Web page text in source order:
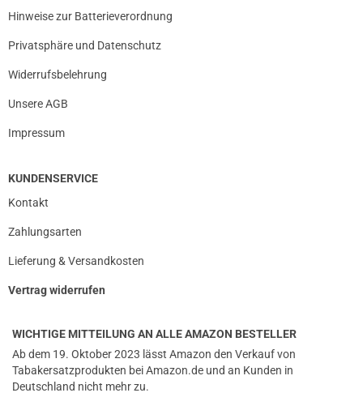
Hinweise zur Batterieverordnung
Privatsphäre und Datenschutz
Widerrufsbelehrung
Unsere AGB
Impressum
KUNDENSERVICE
Kontakt
Zahlungsarten
Lieferung & Versandkosten
Vertrag widerrufen
WICHTIGE MITTEILUNG AN ALLE AMAZON BESTELLER
Ab dem 19. Oktober 2023 lässt Amazon den Verkauf von
Tabakersatzprodukten bei Amazon.de und an Kunden in
Deutschland nicht mehr zu.